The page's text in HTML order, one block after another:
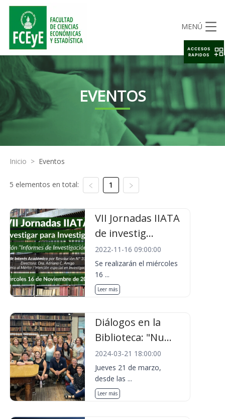
MENÚ
EVENTOS
Inicio > Eventos
5 elementos en total: 1
VII Jornadas IIATA
de investig...
2022-11-16 09:00:00
Se realizarán el miércoles
16 ...
Leer más
Diálogos en la
Biblioteca: "Nu...
2024-03-21 18:00:00
Jueves 21 de marzo,
desde las ...
Leer más
ACCESOS
RAPIDOS